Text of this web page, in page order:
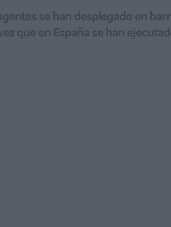
se han desplegado en
que en España se han